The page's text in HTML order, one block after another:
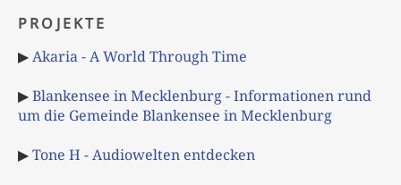
PROJEKTE
▶Akaria - A World Through Time
▶Blankensee in Mecklenburg - Informationen rund
um die Gemeinde Blankensee in Mecklenburg
▶Tone H - Audiowelten entdecken